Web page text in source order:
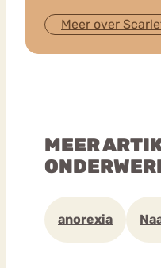
Meer over
MEER
anorexia